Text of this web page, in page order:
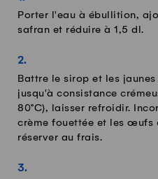
Porter l'eau à ébullition,
safran et réduire à 1,5 dl.
Battre le sirop et les
jusqu'à consistance
80°C), laisser refroidir.
crème fouettée et les œufs
réserver au frais.